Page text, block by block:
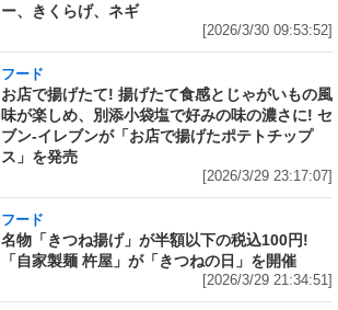
ー、きくらげ、ネギ
[2026/3/30 09:53:52]
フード
お店で揚げたて! 揚げたて食感とじゃがいもの風
味が楽しめ、別添小袋塩で好みの味の濃さに! セ
ブン‐イレブンが「お店で揚げたポテトチップ
ス」を発売
[2026/3/29 23:17:07]
フード
名物「きつね揚げ」が半額以下の税込100円!
「自家製麺 杵屋」が「きつねの日」を開催
[2026/3/29 21:34:51]